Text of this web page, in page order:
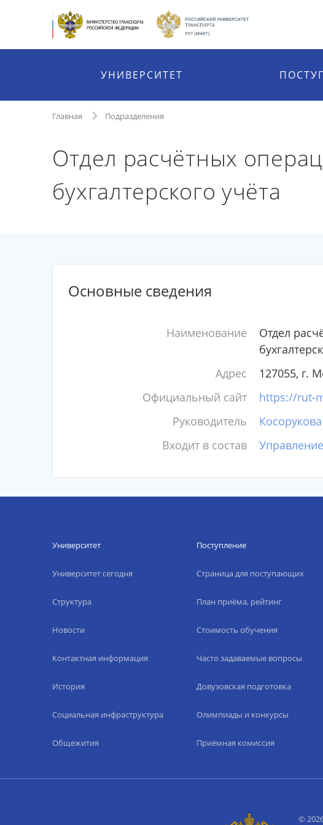
УНИВЕРСИТЕТ
Главная Подразделения
Отдел расчётных
бухгалтерского учёта
Основные сведения
Наименование
Отдел
Адрес
127055, г.
Официальный сайт
https://rut-
Руководитель
Входит в состав
Университет
Университет сегодня
Структура
Новости
Контактная информация
История
Социальная инфраструктура
Общежития
Поступление
Страница для поступающих
План приёма, рейтинг
Стоимость обучения
Часто задаваемые вопросы
Довузовская подготовка
Олимпиады и конкурсы
Приёмная комиссия
©